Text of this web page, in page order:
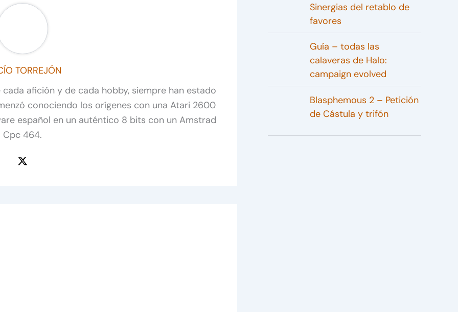
TORREJÓN
afición y de cada hobby, siempre han estado
conociendo los orígenes con una Atari 2600
español en un auténtico 8 bits con un Amstrad
Cpc 464.
Sinergias del retablo de
favores
Guía – todas las
calaveras de Halo:
campaign evolved
Blasphemous 2 – Petición
de Cástula y trifón